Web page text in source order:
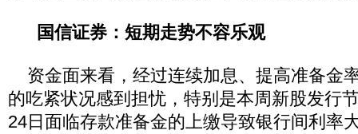
国信证券：短期走势不容乐观
资金面来看，经过连续加息、提高准备金
的吃紧状况感到担忧，特别是本周新股发行
24日面临存款准备金的上缴导致银行间利率